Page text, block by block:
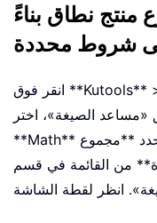
منتج نطاق بناءً
شروط محددة
انقر فوق **Kutools** > **مساعد الصيغة** > **مساعد
«مساعد الصيغة»، اختر
**Math** من القائمة المنسدلة «نوع الصيغة»، وحدد **مجموع
من القائمة في قسم